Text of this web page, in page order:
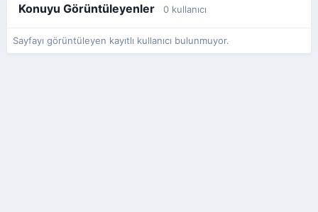
Konuyu Görüntüleyenler 0 kullanıcı
Sayfayı görüntüleyen kayıtlı kullanıcı bulunmuyor.